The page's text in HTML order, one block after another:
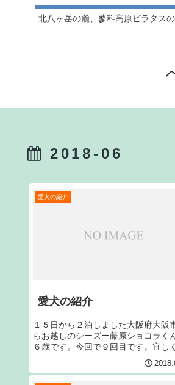
北八ヶ岳の麓、蓼科高原ピラタス
2018-06
愛犬の紹介
愛犬の紹介
１５日から２泊しました大阪府大阪
らお越しのシーズー藤原ショコラく
６歳です。今回で９回目です。宜し